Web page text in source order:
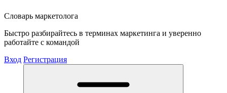
Словарь маркетолога
Быстро разбирайтесь в терминах маркетинга и уверенно
работайте с командой
Вход Регистрация